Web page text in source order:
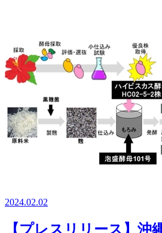
2024.02.02
【プレスリリース】沖